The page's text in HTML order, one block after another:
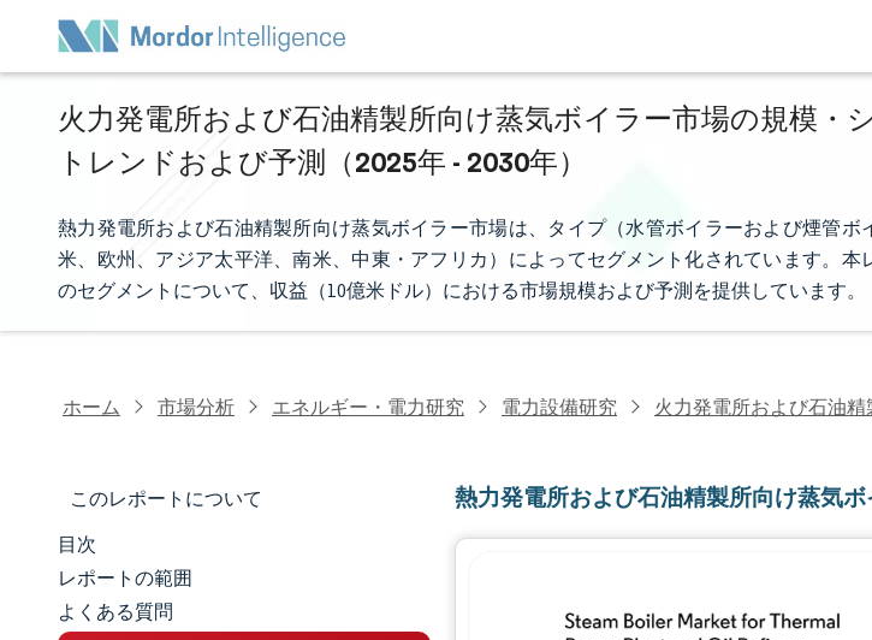
火力発電所および石油精製所向け蒸気ボイラー市場の規模・
トレンドおよび予測（2025年 - 2030年）
熱力発電所および石油精製所向け蒸気ボイラー市場は、タイプ（水管ボイラーおよび煙管ボ
米、欧州、アジア太平洋、南米、中東・アフリカ）によってセグメント化されています。本
のセグメントについて、収益（10億米ドル）における市場規模および予測を提供しています。
ホーム 市場分析 エネルギー・電力研究 電力設備研究 火力発電所および石油
このレポートについて
マーケットスナップショット
市場概要
目次
レポートの範囲
よくある質問
熱力発電所および石油精製所向け蒸気